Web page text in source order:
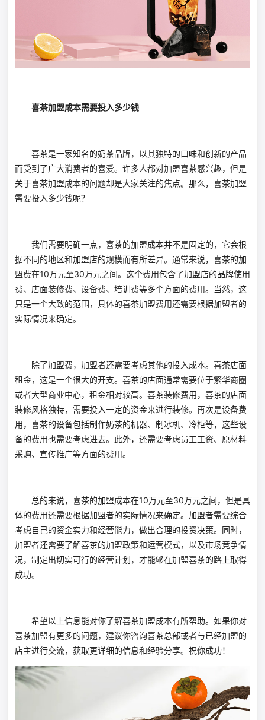
喜茶加盟成本需要投入多少钱
喜茶是一家知名的奶茶品牌，以其独特的口味和创新的产品
而受到了广大消费者的喜爱。许多人都对加盟喜茶感兴趣，但是
关于喜茶加盟成本的问题却是大家关注的焦点。那么，喜茶加盟
需要投入多少钱呢？
我们需要明确一点，喜茶的加盟成本并不是固定的，它会根
据不同的地区和加盟店的规模而有所差异。通常来说，喜茶的加
盟费在10万元至30万元之间。这个费用包含了加盟店的品牌使用
费、店面装修费、设备费、培训费等多个方面的费用。当然，这
只是一个大致的范围，具体的喜茶加盟费用还需要根据加盟者的
实际情况来确定。
除了加盟费，加盟者还需要考虑其他的投入成本。喜茶店面
租金，这是一个很大的开支。喜茶的店面通常需要位于繁华商圈
或者大型商业中心，租金相对较高。喜茶装修费用，喜茶的店面
装修风格独特，需要投入一定的资金来进行装修。再次是设备费
用，喜茶的设备包括制作奶茶的机器、制冰机、冷柜等，这些设
备的费用也需要考虑进去。此外，还需要考虑员工工资、原材料
采购、宣传推广等方面的费用。
总的来说，喜茶的加盟成本在10万元至30万元之间，但是具
体的费用还需要根据加盟者的实际情况来确定。加盟者需要综合
考虑自己的资金实力和经营能力，做出合理的投资决策。同时，
加盟者还需要了解喜茶的加盟政策和运营模式，以及市场竞争情
况，制定出切实可行的经营计划，才能够在加盟喜茶的路上取得
成功。
希望以上信息能对你了解喜茶加盟成本有所帮助。如果你对
喜茶加盟有更多的问题，建议你咨询喜茶总部或者与已经加盟的
店主进行交流，获取更详细的信息和经验分享。祝你成功！